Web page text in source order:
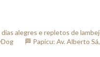
alegres e repletos de
🏁 Papicu: Av.